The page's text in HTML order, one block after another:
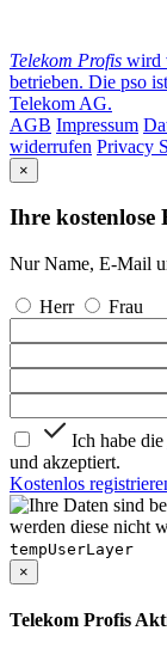
Telekom Profis wird
betrieben. Die pso
Telekom AG.
AGB Impressum
widerrufen Privacy
×
Ihre kostenlose
Nur Name, E-Mail
Herr
Frau
Ich habe die
und akzeptiert.
Kostenlos
werden diese nicht
tempUserLayer
×
Telekom Profis